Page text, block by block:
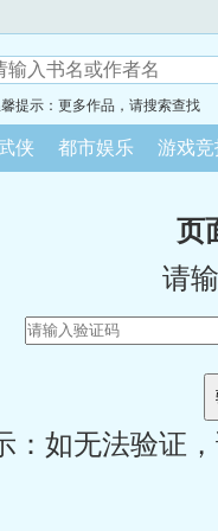
提示：更多作品，请搜索查找
侠 都市娱乐 游戏竞
页
请
：如无法验证，